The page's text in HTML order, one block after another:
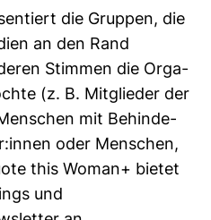
die Gruppen, die
an den Rand
Stimmen die Orga­
(z. B. Mit­glieder der
mit Behin­de­
oder Men­schen,
this Woman+ bietet
und